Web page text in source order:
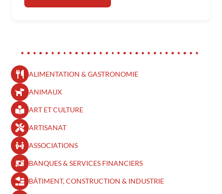
ALIMENTATION & GASTRONOMIE
ANIMAUX
ART ET CULTURE
ARTISANAT
ASSOCIATIONS
BANQUES & SERVICES FINANCIERS
BÂTIMENT, CONSTRUCTION & INDUSTRIE